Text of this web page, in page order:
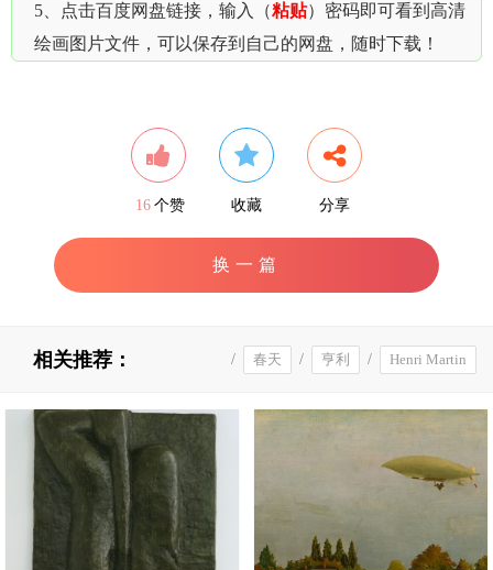
5、点击百度网盘链接，输入（粘贴）密码即可看到高清
绘画图片文件，可以保存到自己的网盘，随时下载！
16 个赞 收藏 分享
换一篇
相关推荐： Henri Martin
/
亨利
/
春天
/